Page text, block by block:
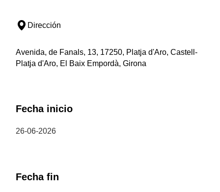
Dirección
Avenida, de Fanals, 13, 17250, Platja d'Aro, Castell-
Platja d'Aro, El Baix Empordà, Girona
Fecha inicio
26-06-2026
Fecha fin